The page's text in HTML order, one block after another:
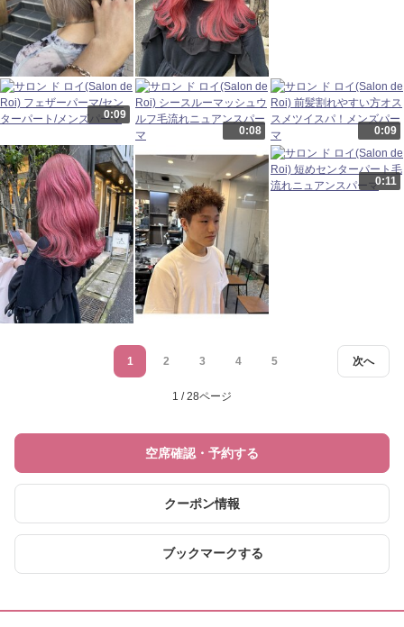
0:09
0:08
0:09
0:11
次へ
1 2 3 4 5
1 / 28ページ
空席確認・予約する
クーポン情報
ブックマークする